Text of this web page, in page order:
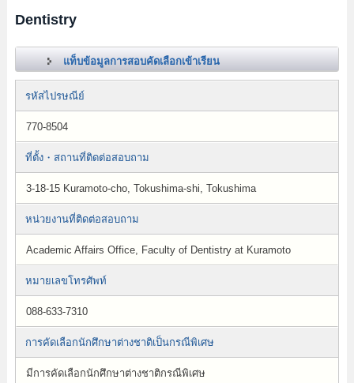
Dentistry
แท็บข้อมูลการสอบคัดเลือกเข้าเรียน
รหัสไปรษณีย์
770-8504
ที่ตั้ง・สถานที่ติดต่อสอบถาม
3-18-15 Kuramoto-cho, Tokushima-shi, Tokushima
หน่วยงานที่ติดต่อสอบถาม
Academic Affairs Office, Faculty of Dentistry at Kuramoto
หมายเลขโทรศัพท์
088-633-7310
การคัดเลือกนักศึกษาต่างชาติเป็นกรณีพิเศษ
มีการคัดเลือกนักศึกษาต่างชาติกรณีพิเศษ